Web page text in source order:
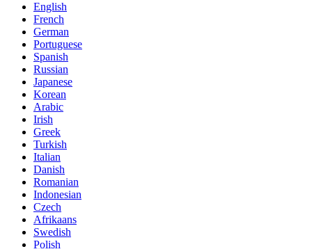
English
French
German
Portuguese
Spanish
Russian
Japanese
Korean
Arabic
Irish
Greek
Turkish
Italian
Danish
Romanian
Indonesian
Czech
Afrikaans
Swedish
Polish